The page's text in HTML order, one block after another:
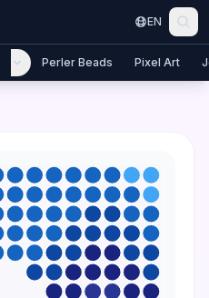
EN
Perler Beads Pixel Art